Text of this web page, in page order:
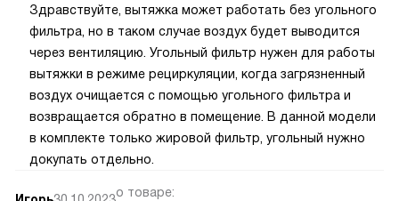
Здравствуйте, вытяжка может работать без угольного
фильтра, но в таком случае воздух будет выводится
через вентиляцию. Угольный фильтр нужен для работы
вытяжки в режиме рециркуляции, когда загрязненный
воздух очищается с помощью угольного фильтра и
возвращается обратно в помещение. В данной модели
в комплекте только жировой фильтр, угольный нужно
докупать отдельно.
о товаре: